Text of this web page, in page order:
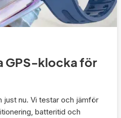
GPS-klocka för
just nu. Vi testar och jämför
batteritid och